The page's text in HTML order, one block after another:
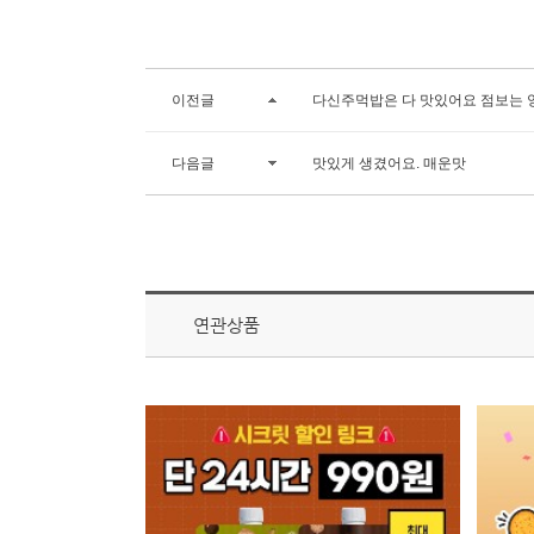
이전글 다신주먹밥은 다 맛있어요 점보는
다음글 맛있게 생겼어요. 매운맛
연관상품